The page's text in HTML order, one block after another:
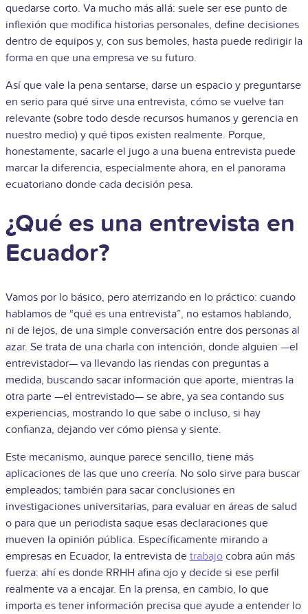
quedarse corto. Va mucho más allá: suele ser ese punto de
inflexión que modifica historias personales, define decisiones
dentro de equipos y, con sus bemoles, hasta puede redirigir la
forma en que una empresa ve su futuro.
Así que vale la pena sentarse, darse un espacio y preguntarse
en serio para qué sirve una entrevista, cómo se vuelve tan
relevante (sobre todo desde recursos humanos y gerencia en
nuestro medio) y qué tipos existen realmente. Porque,
honestamente, sacarle el jugo a una buena entrevista puede
marcar la diferencia, especialmente ahora, en el panorama
ecuatoriano donde cada decisión pesa.
¿Qué es una entrevista en
Ecuador?
Vamos por lo básico, pero aterrizando en lo práctico: cuando
hablamos de “qué es una entrevista”, no estamos hablando,
ni de lejos, de una simple conversación entre dos personas al
azar. Se trata de una charla con intención, donde alguien —el
entrevistador— va llevando las riendas con preguntas a
medida, buscando sacar información que aporte, mientras la
otra parte —el entrevistado— se abre, ya sea contando sus
experiencias, mostrando lo que sabe o incluso, si hay
confianza, dejando ver cómo piensa y siente.
Este mecanismo, aunque parece sencillo, tiene más
aplicaciones de las que uno creería. No solo sirve para buscar
empleados; también para sacar conclusiones en
investigaciones universitarias, para evaluar en áreas de salud
o para que un periodista saque esas declaraciones que
mueven la opinión pública. Específicamente mirando a
empresas en Ecuador, la entrevista de trabajo cobra aún más
fuerza: ahí es donde RRHH afina ojo y decide si ese perfil
realmente va a encajar. En la prensa, en cambio, lo que
importa es tener información precisa que ayude a entender lo